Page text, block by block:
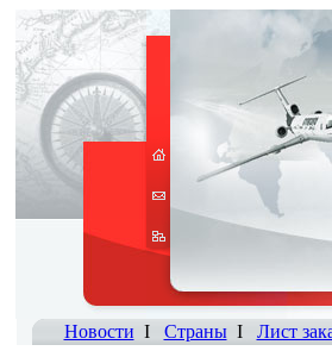
Новости I СтраныI Лист